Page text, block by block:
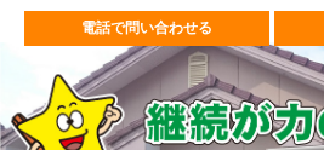
電話で問い合わせる